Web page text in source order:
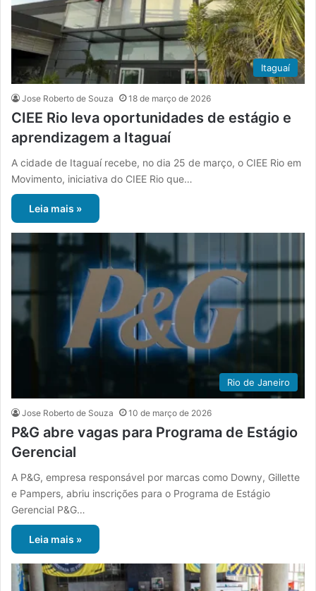
Itaguaí
Jose Roberto de Souza 18 de março de 2026
CIEE Rio leva oportunidades de estágio e
aprendizagem a Itaguaí
A cidade de Itaguaí recebe, no dia 25 de março, o CIEE Rio em
Movimento, iniciativa do CIEE Rio que…
Leia mais »
Rio de Janeiro
Jose Roberto de Souza 10 de março de 2026
P&G abre vagas para Programa de Estágio
Gerencial
A P&G, empresa responsável por marcas como Downy, Gillette
e Pampers, abriu inscrições para o Programa de Estágio
Gerencial P&G…
Leia mais »